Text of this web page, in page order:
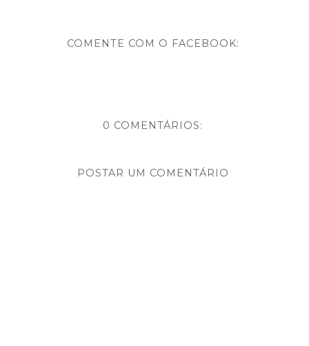
COMENTE COM O FACEBOOK:
0 COMENTÁRIOS:
POSTAR UM COMENTÁRIO